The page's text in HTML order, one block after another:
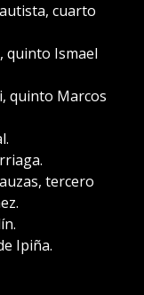
cuarto
quinto Ismael
quinto Marcos
tercero
Ipiña.